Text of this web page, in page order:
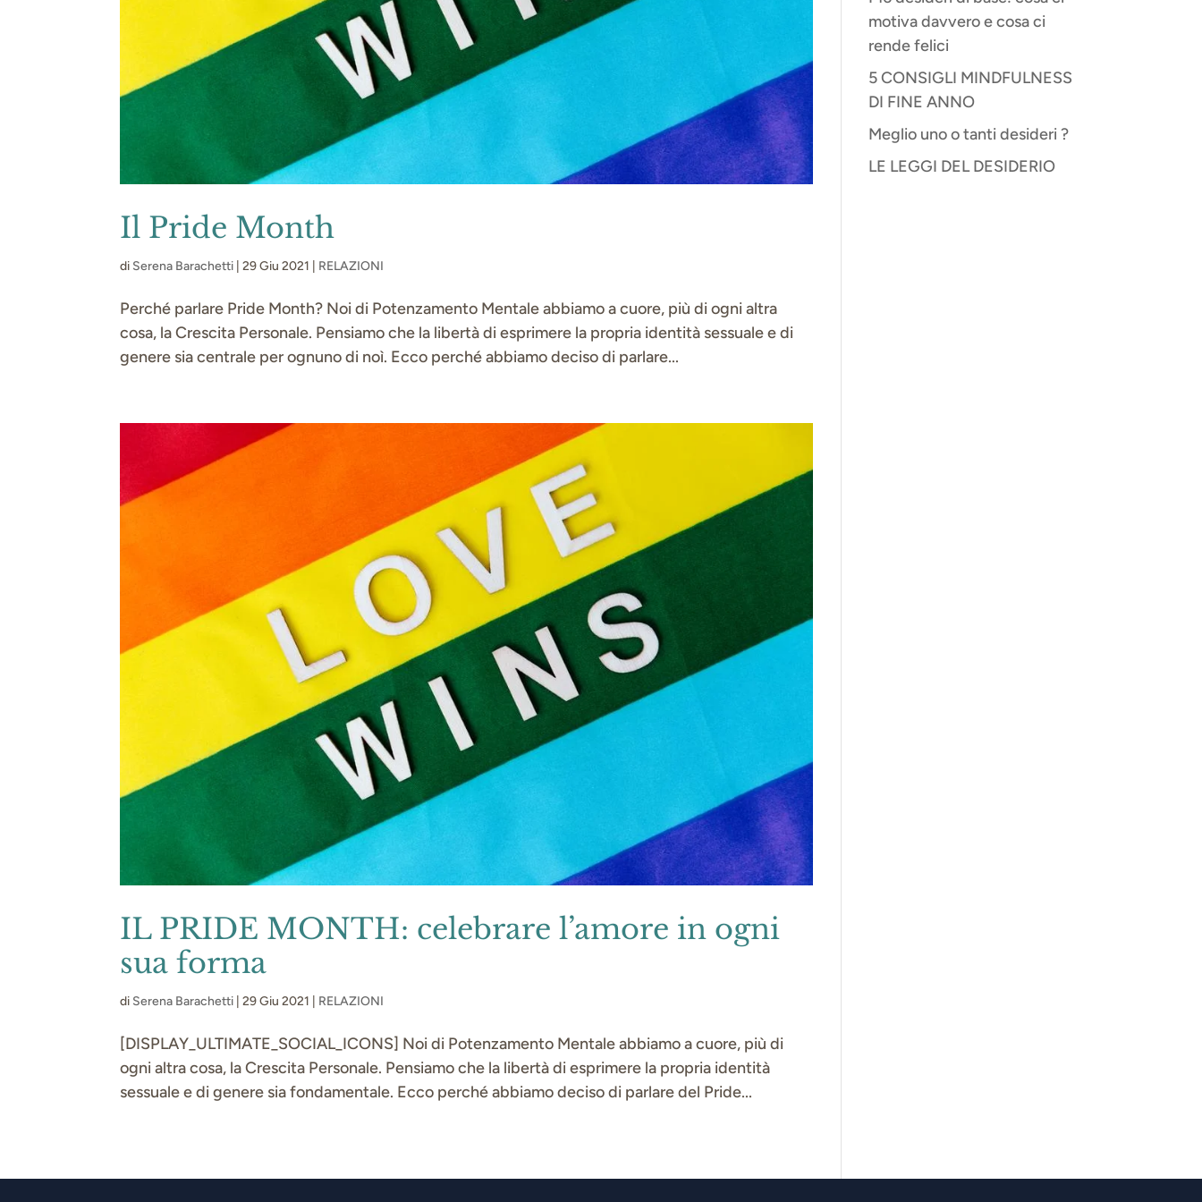
Il Pride Month
di Serena Barachetti |29 Giu 2021 RELAZIONI
Perché parlare Pride Month? Noi di Potenzamento Mentale abbiamo a cuore, più di ogni altra
cosa, la Crescita Personale. Pensiamo che la libertà di esprimere la propria identità sessuale e di
genere sia centrale per ognuno di noì. Ecco perché abbiamo deciso di parlare...
IL PRIDE MONTH: celebrare l’amore in ogni
sua forma
di Serena Barachetti |29 Giu 2021 RELAZIONI
[DISPLAY_ULTIMATE_SOCIAL_ICONS] Noi di Potenzamento Mentale abbiamo a cuore, più di
ogni altra cosa, la Crescita Personale. Pensiamo che la libertà di esprimere la propria identità
sessuale e di genere sia fondamentale. Ecco perché abbiamo deciso di parlare del Pride...
motiva davvero e cosa ci
rende felici
5 CONSIGLI MINDFULNESS
DI FINE ANNO
Meglio uno o tanti desideri ?
LE LEGGI DEL DESIDERIO